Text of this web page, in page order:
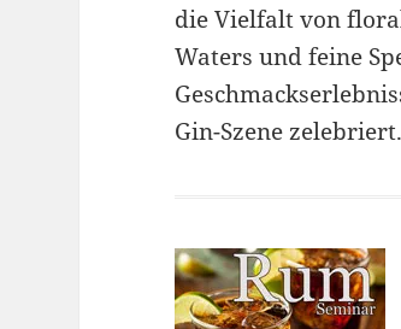
die Vielfalt von
Waters und feine
Gin-Szene zelebriert.